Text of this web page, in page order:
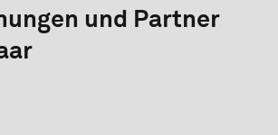
und Partner